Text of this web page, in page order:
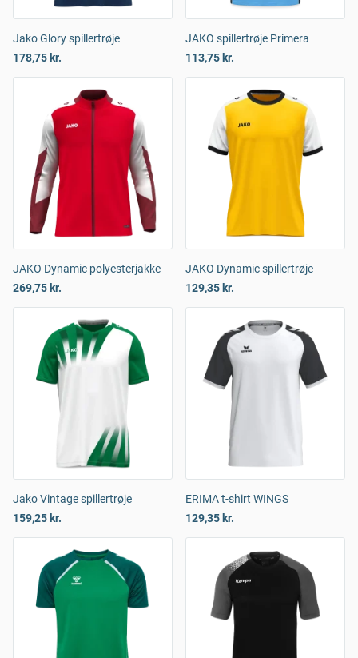
Jako Glory spillertrøje
178,75 kr.
JAKO spillertrøje Primera
113,75 kr.
JAKO Dynamic polyesterjakke
269,75 kr.
JAKO Dynamic spillertrøje
129,35 kr.
Jako Vintage spillertrøje
159,25 kr.
ERIMA t-shirt WINGS
129,35 kr.